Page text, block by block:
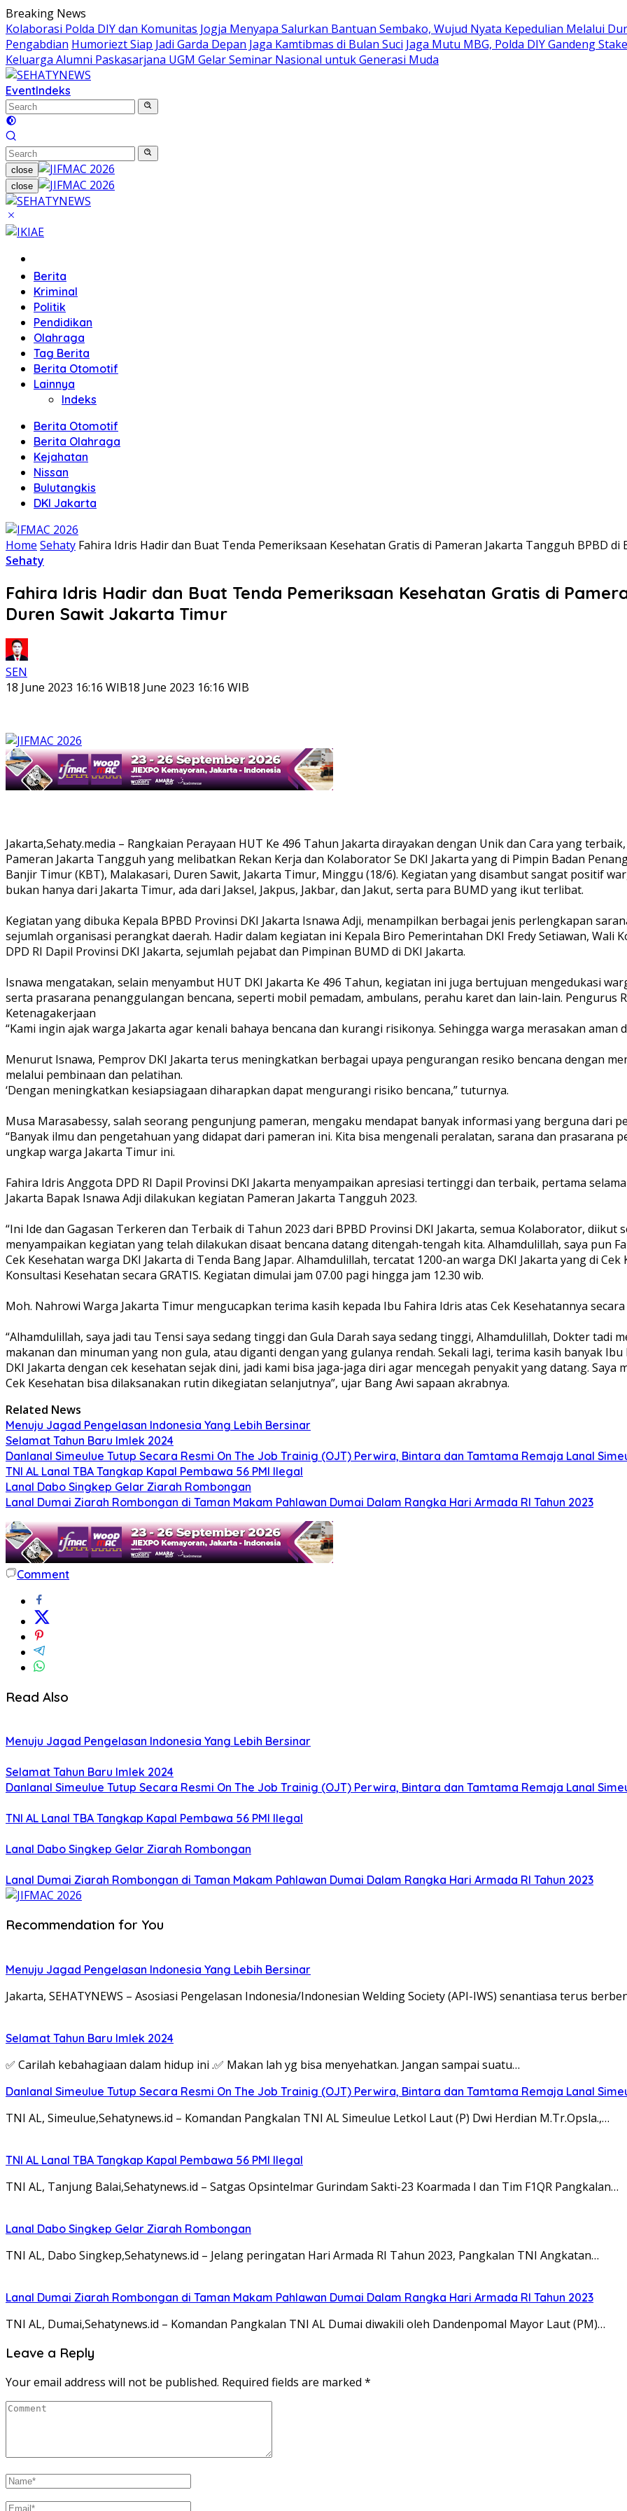
Skip
to
content
Breaking News
Kolaborasi Polda DIY dan Komunitas Jogja Menyapa Salurkan Bantuan Sembako, Wujud Nyata Kepedulian Melalui
Pengabdian Humoriezt Siap Jadi Garda Depan Jaga Kamtibmas di Bulan Suci Jaga Mutu MBG, Polda DIY Gandeng
Keluarga Alumni Paskasarjana UGM Gelar Seminar Nasional untuk Generasi Muda
EventIndeks
close
close
Berita
Kriminal
Politik
Pendidikan
Olahraga
Tag Berita
Berita Otomotif
Lainnya
Indeks
Berita Otomotif
Berita Olahraga
Kejahatan
Nissan
Bulutangkis
DKI Jakarta
Home Sehaty Fahira Idris Hadir dan Buat Tenda Pemeriksaan Kesehatan Gratis di Pameran Jakarta Tangguh BPBD
Sehaty
Fahira Idris Hadir dan Buat Tenda Pemeriksaan Kesehatan Gratis di
Duren Sawit Jakarta Timur
SEN
18 June 2023 16:16 WIB18 June 2023 16:16 WIB
Jakarta,Sehaty.media – Rangkaian Perayaan HUT Ke 496 Tahun Jakarta dirayakan dengan Unik dan Cara yang
Pameran Jakarta Tangguh yang melibatkan Rekan Kerja dan Kolaborator Se DKI Jakarta yang di Pimpin Badan
Banjir Timur (KBT), Malakasari, Duren Sawit, Jakarta Timur, Minggu (18/6). Kegiatan yang disambut sangat positif
bukan hanya dari Jakarta Timur, ada dari Jaksel, Jakpus, Jakbar, dan Jakut, serta para BUMD yang ikut terlibat.
Kegiatan yang dibuka Kepala BPBD Provinsi DKI Jakarta Isnawa Adji, menampilkan berbagai jenis perlengkapan
sejumlah organisasi perangkat daerah. Hadir dalam kegiatan ini Kepala Biro Pemerintahan DKI Fredy Setiawan, Wali
DPD RI Dapil Provinsi DKI Jakarta, sejumlah pejabat dan Pimpinan BUMD di DKI Jakarta.
Isnawa mengatakan, selain menyambut HUT DKI Jakarta Ke 496 Tahun, kegiatan ini juga bertujuan mengedukasi
serta prasarana penanggulangan bencana, seperti mobil pemadam, ambulans, perahu karet dan lain-lain. Pengurus
Ketenagakerjaan
“Kami ingin ajak warga Jakarta agar kenali bahaya bencana dan kurangi risikonya. Sehingga warga merasakan aman
Menurut Isnawa, Pemprov DKI Jakarta terus meningkatkan berbagai upaya pengurangan resiko bencana dengan
melalui pembinaan dan pelatihan.
‘Dengan meningkatkan kesiapsiagaan diharapkan dapat mengurangi risiko bencana,” tuturnya.
Musa Marasabessy, salah seorang pengunjung pameran, mengaku mendapat banyak informasi yang berguna dari
“Banyak ilmu dan pengetahuan yang didapat dari pameran ini. Kita bisa mengenali peralatan, sarana dan prasarana
ungkap warga Jakarta Timur ini.
Fahira Idris Anggota DPD RI Dapil Provinsi DKI Jakarta menyampaikan apresiasi tertinggi dan terbaik, pertama
Jakarta Bapak Isnawa Adji dilakukan kegiatan Pameran Jakarta Tangguh 2023.
“Ini Ide dan Gagasan Terkeren dan Terbaik di Tahun 2023 dari BPBD Provinsi DKI Jakarta, semua Kolaborator,
menyampaikan kegiatan yang telah dilakukan disaat bencana datang ditengah-tengah kita. Alhamdulillah, saya pun
Cek Kesehatan warga DKI Jakarta di Tenda Bang Japar. Alhamdulillah, tercatat 1200-an warga DKI Jakarta yang di
Konsultasi Kesehatan secara GRATIS. Kegiatan dimulai jam 07.00 pagi hingga jam 12.30 wib.
Moh. Nahrowi Warga Jakarta Timur mengucapkan terima kasih kepada Ibu Fahira Idris atas Cek Kesehatannya
“Alhamdulillah, saya jadi tau Tensi saya sedang tinggi dan Gula Darah saya sedang tinggi, Alhamdulillah, Dokter tadi
makanan dan minuman yang non gula, atau diganti dengan yang gulanya rendah. Sekali lagi, terima kasih banyak
DKI Jakarta dengan cek kesehatan sejak dini, jadi kami bisa jaga-jaga diri agar mencegah penyakit yang datang.
Cek Kesehatan bisa dilaksanakan rutin dikegiatan selanjutnya”, ujar Bang Awi sapaan akrabnya.
Related News
Menuju Jagad Pengelasan Indonesia Yang Lebih Bersinar
Selamat Tahun Baru Imlek 2024
Danlanal Simeulue Tutup Secara Resmi On The Job Trainig (OJT) Perwira, Bintara dan Tamtama Remaja Lanal
TNI AL Lanal TBA Tangkap Kapal Pembawa 56 PMI Ilegal
Lanal Dabo Singkep Gelar Ziarah Rombongan
Lanal Dumai Ziarah Rombongan di Taman Makam Pahlawan Dumai Dalam Rangka Hari Armada RI Tahun 2023
Comment
Read Also
Menuju Jagad Pengelasan Indonesia Yang Lebih Bersinar
Selamat Tahun Baru Imlek 2024
Danlanal Simeulue Tutup Secara Resmi On The Job Trainig (OJT) Perwira, Bintara dan Tamtama Remaja Lanal
TNI AL Lanal TBA Tangkap Kapal Pembawa 56 PMI Ilegal
Lanal Dabo Singkep Gelar Ziarah Rombongan
Lanal Dumai Ziarah Rombongan di Taman Makam Pahlawan Dumai Dalam Rangka Hari Armada RI Tahun 2023
Recommendation for You
Menuju Jagad Pengelasan Indonesia Yang Lebih Bersinar
Jakarta, SEHATYNEWS – Asosiasi Pengelasan Indonesia/Indonesian Welding Society (API-IWS) senantiasa terus
Selamat Tahun Baru Imlek 2024
✅ Carilah kebahagiaan dalam hidup ini .✅ Makan lah yg bisa menyehatkan. Jangan sampai suatu…
Danlanal Simeulue Tutup Secara Resmi On The Job Trainig (OJT) Perwira, Bintara dan Tamtama Remaja Lanal
TNI AL, Simeulue,Sehatynews.id – Komandan Pangkalan TNI AL Simeulue Letkol Laut (P) Dwi Herdian M.Tr.Opsla.,…
TNI AL Lanal TBA Tangkap Kapal Pembawa 56 PMI Ilegal
TNI AL, Tanjung Balai,Sehatynews.id – Satgas Opsintelmar Gurindam Sakti-23 Koarmada I dan Tim F1QR Pangkalan…
Lanal Dabo Singkep Gelar Ziarah Rombongan
TNI AL, Dabo Singkep,Sehatynews.id – Jelang peringatan Hari Armada RI Tahun 2023, Pangkalan TNI Angkatan…
Lanal Dumai Ziarah Rombongan di Taman Makam Pahlawan Dumai Dalam Rangka Hari Armada RI Tahun 2023
TNI AL, Dumai,Sehatynews.id – Komandan Pangkalan TNI AL Dumai diwakili oleh Dandenpomal Mayor Laut (PM)…
Leave a Reply
Your email address will not be published. Required fields are marked *